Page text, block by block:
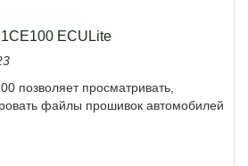
ECULite
позволяет просматривать,
файлы прошивок автомобилей